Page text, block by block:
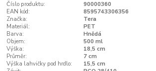
Číslo produktu:
90000360
EAN kód:
8595743306356
Značka:
Tera
Materiál:
PET
Barva:
Hnědá
Objem:
500 ml
Výška:
18,5 cm
Průměr:
7 cm
Výška lahvičky pod hrdlo:
15,5 cm